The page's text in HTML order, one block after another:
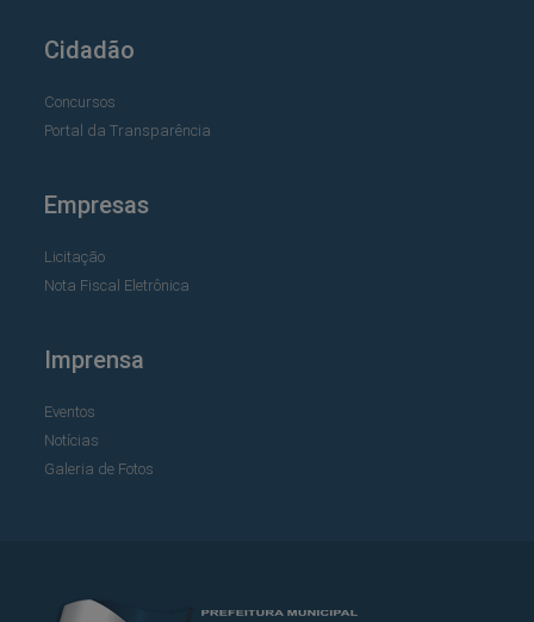
Cidadão
Concursos
Portal da Transparência
Empresas
Licitação
Nota Fiscal Eletrônica
Imprensa
Eventos
Notícias
Galeria de Fotos